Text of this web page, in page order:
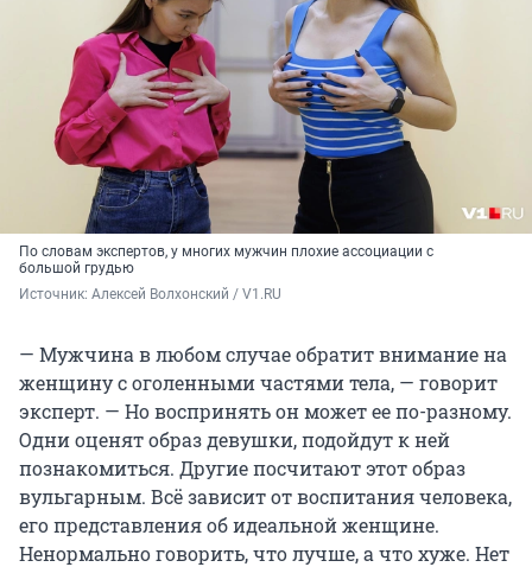
По словам экспертов, у многих мужчин плохие ассоциации с
большой грудью
Источник: Алексей Волхонский / V1.RU
— Мужчина в любом случае обратит внимание на
женщину с оголенными частями тела, — говорит
эксперт. — Но воспринять он может ее по-разному.
Одни оценят образ девушки, подойдут к ней
познакомиться. Другие посчитают этот образ
вульгарным. Всё зависит от воспитания человека,
его представления об идеальной женщине.
Ненормально говорить, что лучше, а что хуже. Нет